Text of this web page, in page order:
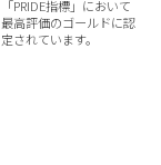
「PRIDE指標」において
最高評価のゴールドに認
定されています。